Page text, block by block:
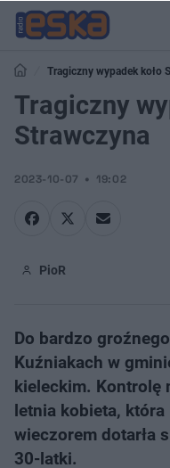
Tragiczny wypadek koło
Tragiczny
Strawczyna
2023-10-07 19:02
PioR
Do bardzo
Kuźniakach w
kieleckim. Kontrolę
letnia kobieta, która
wieczorem dotarła
30-latki.